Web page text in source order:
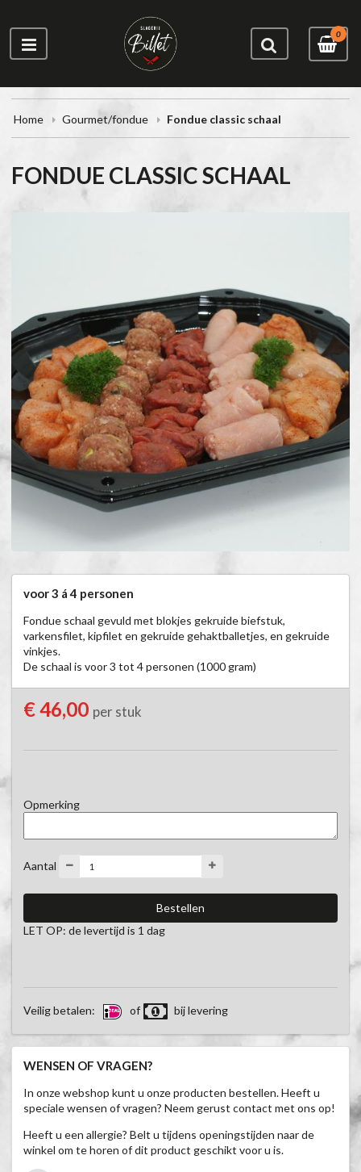
0
Home Gourmet/fondue Fondue classic schaal
FONDUE CLASSIC SCHAAL
voor 3 á 4 personen
Fondue schaal gevuld met blokjes gekruide biefstuk,
varkensfilet, kipfilet en gekruide gehaktballetjes, en gekruide
vinkjes.
De schaal is voor 3 tot 4 personen (1000 gram)
€ 46,00 per stuk
Opmerking
Aantal
LET OP: de levertijd is 1 dag
Veilig betalen: of bij levering
WENSEN OF VRAGEN?
In onze webshop kunt u onze producten bestellen. Heeft u
speciale wensen of vragen? Neem gerust contact met ons op!
Heeft u een allergie? Belt u tijdens openingstijden naar de
winkel om te horen of dit product geschikt voor u is.